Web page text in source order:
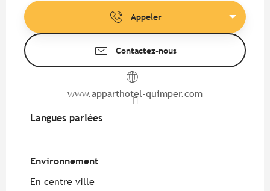
Appeler
Contactez-nous
www.apparthotel-quimper.com
Langues parlées
Langues parlées
Environnement
Environnement
En centre ville